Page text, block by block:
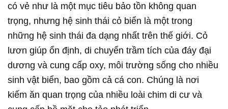
có vẻ như là một mục tiêu bảo tồn không quan
trọng, nhưng hệ sinh thái cỏ biển là một trong
những hệ sinh thái đa dạng nhất trên thế giới. Cỏ
lươn giúp ổn định, di chuyển trầm tích của đáy đại
dương và cung cấp oxy, môi trường sống cho nhiều
sinh vật biển, bao gồm cả cá con. Chúng là nơi
kiếm ăn quan trọng của nhiều loài chim di cư và